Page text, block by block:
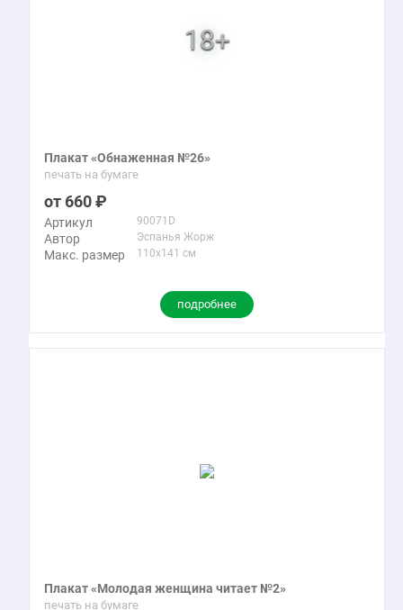
Плакат «Обнаженная №26»
печать на бумаге
660
Артикул 90071D
Автор Эспанья Жорж
Макс. размер 110x141 см
подробнее
Плакат «Молодая женщина читает №2»
печать на бумаге